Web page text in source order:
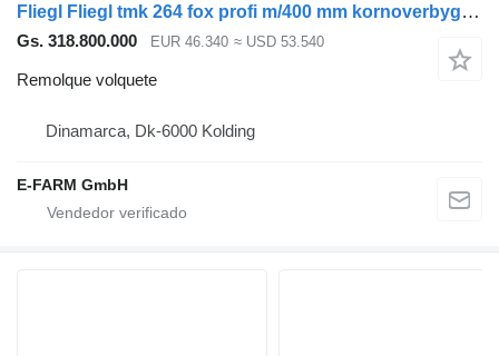
Fliegl Fliegl tmk 264 fox profi m/400 mm kornoverbygning
Gs. 318.800.000 EUR 46.340 ≈ USD 53.540
Remolque volquete
Dinamarca, Dk-6000 Kolding
E-FARM GmbH